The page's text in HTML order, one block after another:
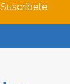
Suscríbete